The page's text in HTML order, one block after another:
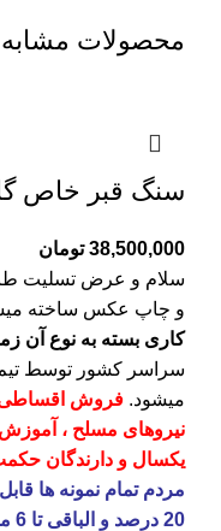
محصولات مشابه
سنگ قبر خاص گل
38,500,000 تومان
سلام و عرض تسلیت
و چاپ عکس ساخته
کاری بسته به نوع آن
سراسر کشور توسط
میشود. فروش اقساطی
نیروهای مسلح ،
یکسال و دارندگان
مردم تمام نمونه ها
20 درصد و الباقی تا 6 ماه قابل اقساط هستند.